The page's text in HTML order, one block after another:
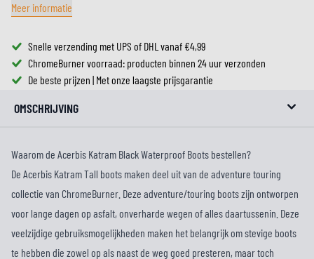
Meer informatie
Snelle verzending met UPS of DHL vanaf €4,99
ChromeBurner voorraad: producten binnen 24 uur verzonden
De beste prijzen | Met onze laagste prijsgarantie
OMSCHRIJVING
Waarom de Acerbis Katram Black Waterproof Boots bestellen?
De Acerbis Katram Tall boots maken deel uit van de adventure touring
collectie van ChromeBurner. Deze adventure/touring boots zijn ontworpen
voor lange dagen op asfalt, onverharde wegen of alles daartussenin. Deze
veelzijdige gebruiksmogelijkheden maken het belangrijk om stevige boots
te hebben die zowel op als naast de weg goed presteren, maar toch